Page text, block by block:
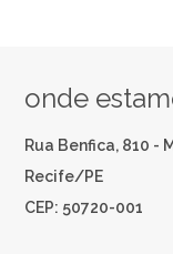
onde
Rua Benfica, 810 -
Recife/PE
CEP: 50720-001